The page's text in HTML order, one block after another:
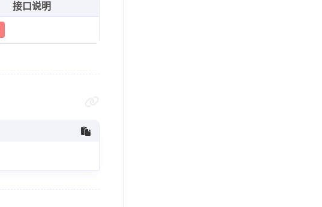
接口说明